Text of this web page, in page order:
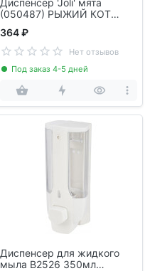
(050487) РЫЖИЙ КОТ
364 ₽
Нет отзывов
Под заказ 4-5 дней
Диспенсер для жидкого
мыла B2526 350мл